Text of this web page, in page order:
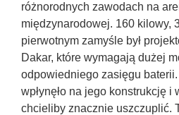
różnorodnych zawodach na
międzynarodowej. 160 kilowy,
pierwotnym zamyśle był
Dakar, które wymagają dużej
odpowiedniego zasięgu
wpłynęło na jego konstrukcję i
chcieliby znacznie uszczuplić.